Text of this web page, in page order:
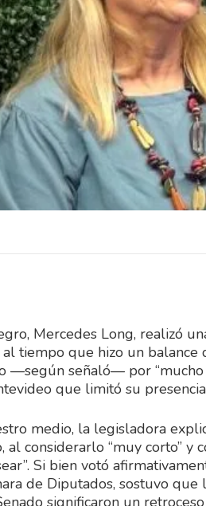
Mercedes Long, realizó
tiempo que hizo un
—según señaló— por
que limitó su
medio, la legisladora
considerarlo “muy corto” y
Si bien votó
de Diputados, sostuvo que
Nacional de la
(SUNCA) realizará este
celebración por el Día del